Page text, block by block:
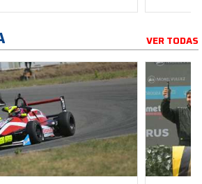
VER TODAS